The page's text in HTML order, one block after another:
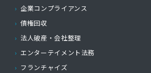
企業コンプライアンス
債権回収
法人破産・会社整理
エンターテイメント法務
フランチャイズ